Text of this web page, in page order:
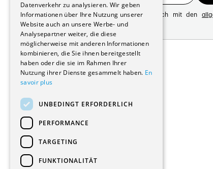
Mit der Registrierung erklären Sie sich mit den
Datenschutzrichtlinie
Adresse:
Avenue de Longemalle 21
1020 Renens
Schweiz
Kontakt:
Plattform: +41 21 631 10 50
info@architectes.ch
Datenverkehr zu analysieren. Wir geben
Informationen über Ihre Nutzung unserer
Website auch an unsere Werbe- und
Analysepartner weiter, die diese
möglicherweise mit anderen Informationen
kombinieren, die Sie ihnen bereitgestellt
haben oder die sie im Rahmen Ihrer
Nutzung ihrer Dienste gesammelt haben. En
savoir plus
UNBEDINGT ERFORDERLICH
PERFORMANCE
TARGETING
FUNKTIONALITÄT